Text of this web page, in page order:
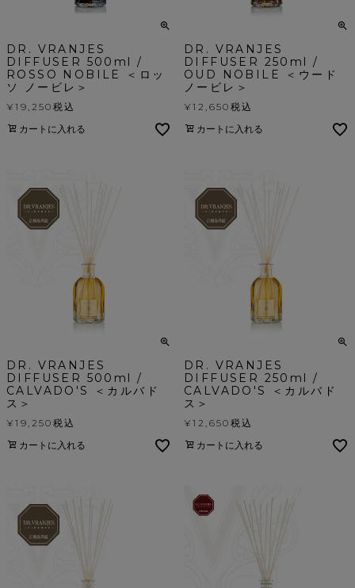
DR. VRANJES
DIFFUSER 500ml /
ROSSO NOBILE ＜ロッ
ソ ノービレ＞
¥19,250 税込
カートに入れる
DR. VRANJES
DIFFUSER 250ml /
OUD NOBILE ＜ウード
ノービレ＞
¥12,650 税込
カートに入れる
DR. VRANJES
DIFFUSER 500ml /
CALVADO'S ＜カルバド
ス＞
¥19,250 税込
カートに入れる
DR. VRANJES
DIFFUSER 250ml /
CALVADO'S ＜カルバド
ス＞
¥12,650 税込
カートに入れる